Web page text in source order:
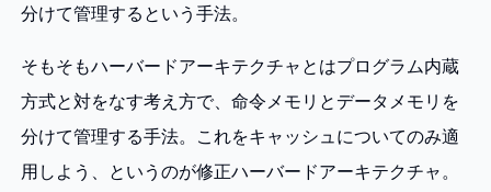
分けて管理するという手法。
そもそもハーバードアーキテクチャとはプログラム内蔵
方式と対をなす考え方で、命令メモリとデータメモリを
分けて管理する手法。これをキャッシュについてのみ適
用しよう、というのが修正ハーバードアーキテクチャ。